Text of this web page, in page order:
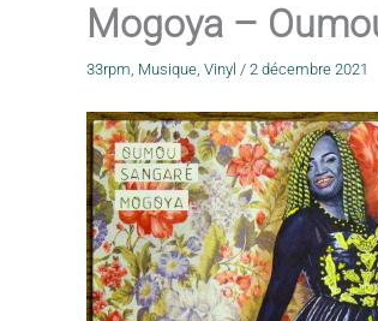
Mogoya –
33rpm, Musique, Vinyl / 2 décembre 2021